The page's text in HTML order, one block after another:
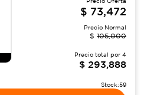
$ 73,472
Precio Normal
$ 105,000
Precio total por 4
$ 293,888
Stock:59